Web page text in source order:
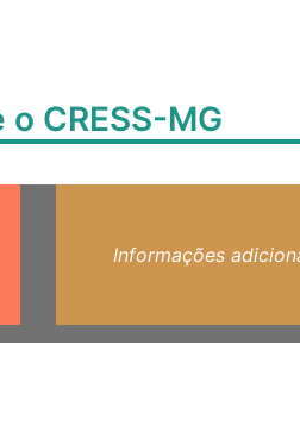
CRESS-MG
Informações